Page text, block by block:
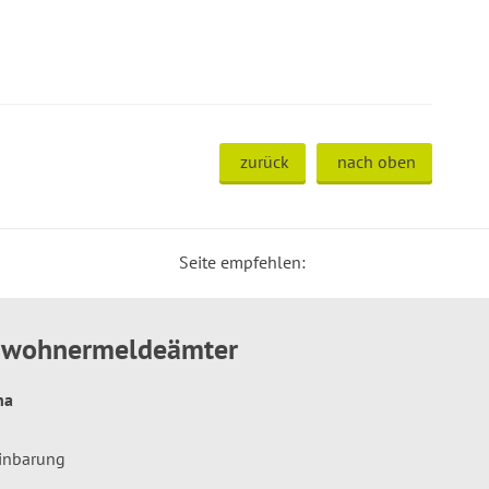
zurück nach oben
Seite empfehlen: